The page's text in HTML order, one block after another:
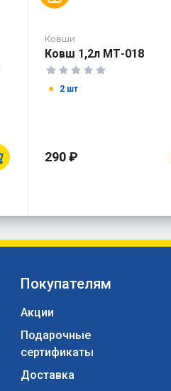
Ковши
Ковш 1,2л МТ-018
2 шт
290 ₽
Покупателям
Акции
Подарочные
сертификаты
Доставка